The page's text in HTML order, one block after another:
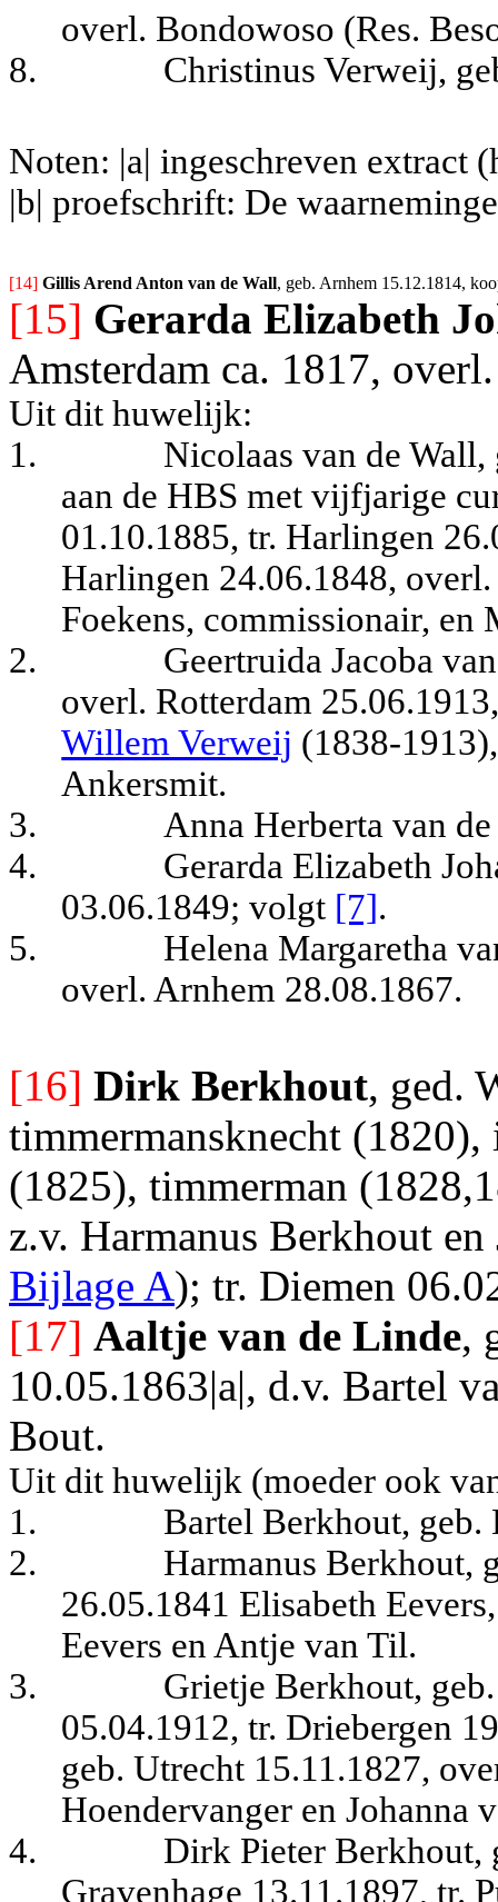
overl. Bondowoso (Res.
8.
Christinus Verweij,
Noten: |a| ingeschreven extract
|b| proefschrift: De
[14] Gillis Arend Anton van de Wall, geb. Arnhem 15.12.1814,
[15] Gerarda Elizabeth
Amsterdam ca. 1817,
Uit dit huwelijk:
1.
Nicolaas van de
aan de HBS met vijfjarige
01.10.1885, tr. Harlingen
Harlingen 24.06.1848,
Foekens, commissionair, en
2.
Geertruida Jacoba
overl. Rotterdam
Willem Verweij (1838-
Ankersmit.
3.
Anna Herberta van
4.
Gerarda Elizabeth
03.06.1849; volgt [7].
5.
Helena Margaretha
overl. Arnhem 28.08.1867.
[16] Dirk Berkhout, ged.
timmermansknecht
(1825), timmerman
z.v. Harmanus Berkhout
Bijlage A); tr. Diemen
[17] Aaltje van de Linde,
10.05.1863|a|, d.v. Bartel
Bout.
Uit dit huwelijk (moeder ook
1.
Bartel Berkhout, geb.
2.
Harmanus Berkhout,
26.05.1841 Elisabeth
Eevers en Antje van Til.
3.
Grietje Berkhout,
05.04.1912, tr. Driebergen
geb. Utrecht 15.11.1827,
Hoendervanger en Johanna
4.
Dirk Pieter Berkhout,
Gravenhage 13.11.1897, tr.